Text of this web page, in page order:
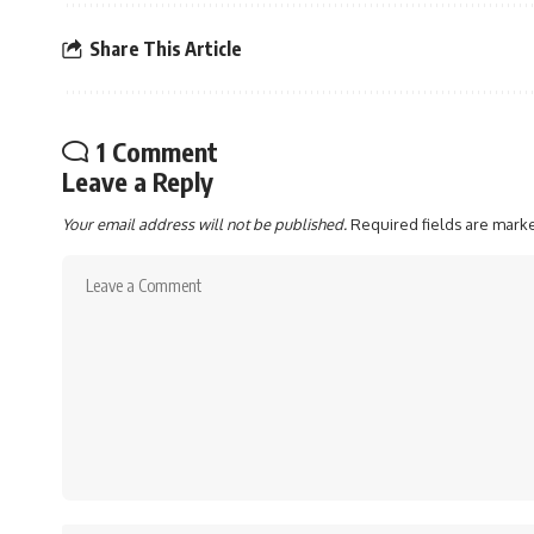
Share This Article
1 Comment
Leave a Reply
Your email address will not be published.Required fields are